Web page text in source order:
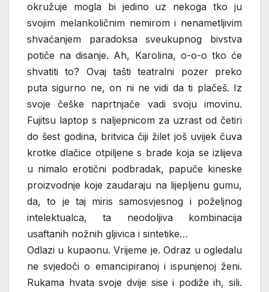
okružuje mogla bi jedino uz nekoga tko ju
svojim melankoličnim nemirom i nenametljivim
shvaćanjem paradoksa sveukupnog bivstva
potiče na disanje. Ah, Karolina, o-o-o tko će
shvatiti to? Ovaj tašti teatralni pozer preko
puta sigurno ne, on ni ne vidi da ti plačeš. Iz
svoje češke naprtnjače vadi svoju imovinu.
Fujitsu laptop s naljepnicom za uzrast od četiri
do šest godina, britvica čiji žilet još uvijek čuva
krotke dlačice otpiljene s brade koja se izlijeva
u nimalo erotični podbradak, papuče kineske
proizvodnje koje zaudaraju na lijepljenu gumu,
da, to je taj miris samosvjesnog i poželjnog
intelektualca, ta neodoljiva kombinacija
usaftanih nožnih gljivica i sintetike…
Odlazi u kupaonu. Vrijeme je. Odraz u ogledalu
ne svjedoči o emancipiranoj i ispunjenoj ženi.
Rukama hvata svoje dvije sise i podiže ih, sili.